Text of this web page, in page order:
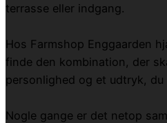
terrasse eller indgang.
Hos Farmshop Enggaarden
finde den kombination, der
personlighed og et udtryk, du
Nogle gange er det netop